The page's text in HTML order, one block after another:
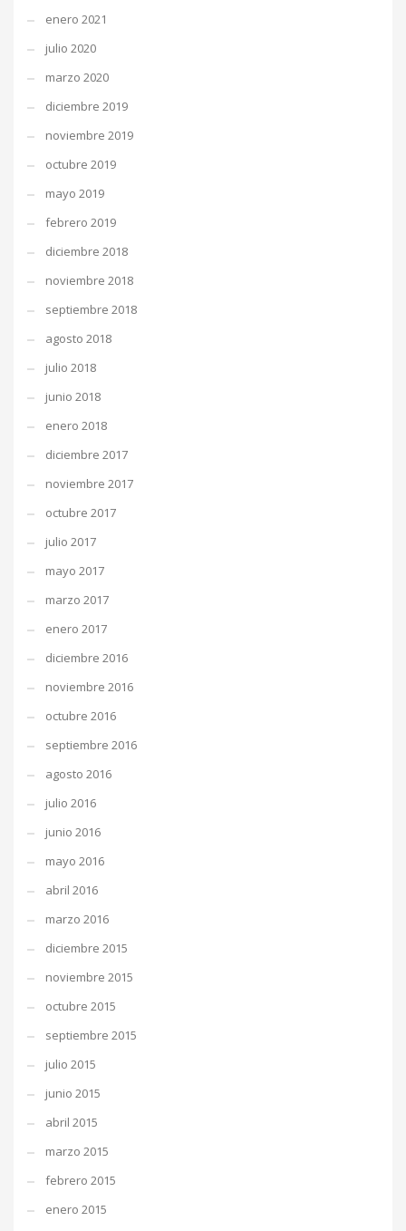
enero 2021
julio 2020
marzo 2020
diciembre 2019
noviembre 2019
octubre 2019
mayo 2019
febrero 2019
diciembre 2018
noviembre 2018
septiembre 2018
agosto 2018
julio 2018
junio 2018
enero 2018
diciembre 2017
noviembre 2017
octubre 2017
julio 2017
mayo 2017
marzo 2017
enero 2017
diciembre 2016
noviembre 2016
octubre 2016
septiembre 2016
agosto 2016
julio 2016
junio 2016
mayo 2016
abril 2016
marzo 2016
diciembre 2015
noviembre 2015
octubre 2015
septiembre 2015
julio 2015
junio 2015
abril 2015
marzo 2015
febrero 2015
enero 2015